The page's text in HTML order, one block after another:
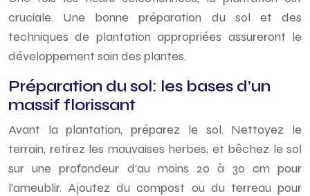
cruciale. Une bonne préparation du sol et des
techniques de plantation appropriées assureront le
développement sain des plantes.
Préparation du sol: les bases d’un
massif florissant
Avant la plantation, préparez le sol. Nettoyez le
terrain, retirez les mauvaises herbes, et bêchez le sol
sur une profondeur d’au moins 20 à 30 cm pour
l’ameublir. Ajoutez du compost ou du terreau pour